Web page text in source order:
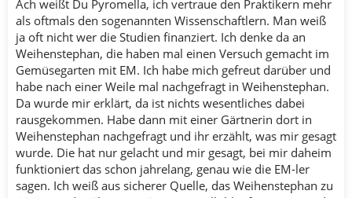
Ach weißt Du Pyromella, ich vertraue den Praktikern mehr
als oftmals den sogenannten Wissenschaftlern. Man weiß
ja oft nicht wer die Studien finanziert. Ich denke da an
Weihenstephan, die haben mal einen Versuch gemacht im
Gemüsegarten mit EM. Ich habe mich gefreut darüber und
habe nach einer Weile mal nachgefragt in Weihenstephan.
Da wurde mir erklärt, da ist nichts wesentliches dabei
rausgekommen. Habe dann mit einer Gärtnerin dort in
Weihenstephan nachgefragt und ihr erzählt, was mir gesagt
wurde. Die hat nur gelacht und mir gesagt, bei mir daheim
funktioniert das schon jahrelang, genau wie die EM-ler
sagen. Ich weiß aus sicherer Quelle, das Weihenstephan zu